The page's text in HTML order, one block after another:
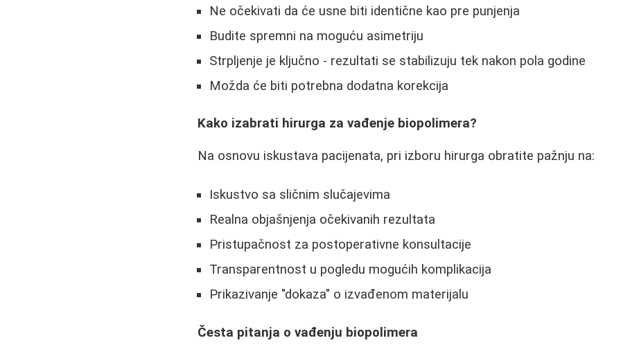
Ne očekivati da će usne biti identične kao pre punjenja
Budite spremni na moguću asimetriju
Strpljenje je ključno - rezultati se stabilizuju tek nakon pola godine
Možda će biti potrebna dodatna korekcija
Kako izabrati hirurga za vađenje biopolimera?
Na osnovu iskustava pacijenata, pri izboru hirurga obratite pažnju na:
Iskustvo sa sličnim slučajevima
Realna objašnjenja očekivanih rezultata
Pristupačnost za postoperativne konsultacije
Transparentnost u pogledu mogućih komplikacija
Prikazivanje "dokaza" o izvađenom materijalu
Česta pitanja o vađenju biopolimera